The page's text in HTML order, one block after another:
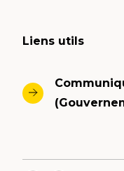
Liens utils